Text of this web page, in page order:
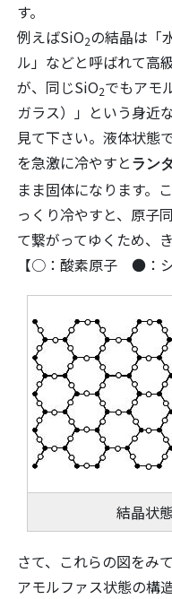
す。
例えばSiO2の結晶は「
ル」などと呼ばれて高
が、同じSiO2でもアモ
ガラス）」という身近
見て下さい。液体状態
を急激に冷やすと ラン
まま固体になります。
っくり冷やすと、原子
て繋がってゆくため、
【○：酸素原子 ●：シ
結晶状
さて、これらの図をみ
アモルファス状態の構